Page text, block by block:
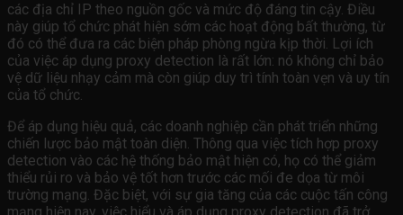
các địa chỉ IP theo nguồn gốc và mức độ đáng tin cậy. Điều
này giúp tổ chức phát hiện sớm các hoạt động bất thường, từ
đó có thể đưa ra các biện pháp phòng ngừa kịp thời. Lợi ích
của việc áp dụng proxy detection là rất lớn: nó không chỉ bảo
vệ dữ liệu nhạy cảm mà còn giúp duy trì tính toàn vẹn và uy tín
của tổ chức.
Để áp dụng hiệu quả, các doanh nghiệp cần phát triển những
chiến lược bảo mật toàn diện. Thông qua việc tích hợp proxy
detection vào các hệ thống bảo mật hiện có, họ có thể giảm
thiểu rủi ro và bảo vệ tốt hơn trước các mối đe dọa từ môi
trường mạng. Đặc biệt, với sự gia tăng của các cuộc tấn công